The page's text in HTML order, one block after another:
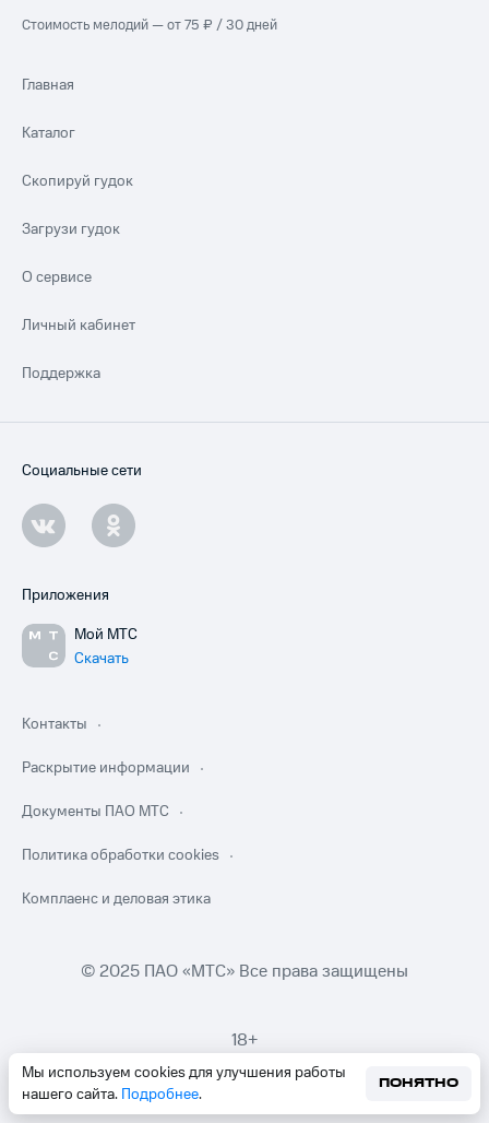
Мы используем cookies для улучшения работы
нашего сайта. Подробнее.
ПОНЯТНО
Стоимость мелодий — от 75 ₽ / 30 дней
Главная
Каталог
Скопируй гудок
Загрузи гудок
О сервисе
Личный кабинет
Поддержка
Социальные сети
Приложения
Мой МТС
Скачать
Контакты
Раскрытие информации
Документы ПАО МТС
Политика обработки cookies
Комплаенс и деловая этика
© 2025 ПАО «МТС» Все права защищены
18+